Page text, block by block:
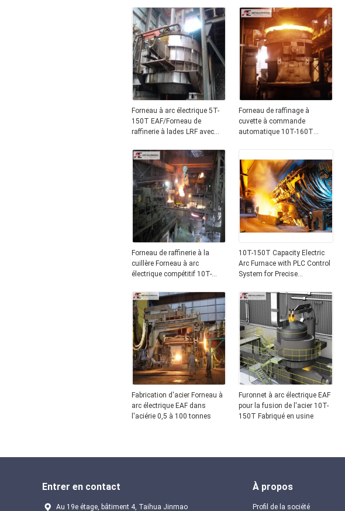
la production d'aciers alliés
spéciaux et garantie d'un an
Forneau à arc électrique 5T-
150T EAF/Forneau de
raffinerie à lades LRF avec
Forneau de raffinage à
cuvette à commande
automatique 10T-160T
Forneau de raffinerie à la
cuillère Forneau à arc
électrique compétitif 10T-
10T-150T Capacity Electric
Arc Furnace with PLC Control
System for Precise
Melting
Fabrication d'acier Forneau à
arc électrique EAF dans
l'aciérie 0,5 à 100 tonnes
Furonnet à arc électrique EAF
pour la fusion de l'acier 10T-
150T Fabriqué en usine
Entrer en contact
Au 19e étage, bâtiment 4, Taihua Jinmao
À propos
Profil de la société